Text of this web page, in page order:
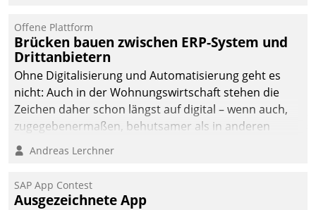
Offene Plattform
Brücken bauen zwischen ERP-System und
Drittanbietern
Ohne Digitalisierung und Automatisierung geht es
nicht: Auch in der Wohnungswirtschaft stehen die
Zeichen daher schon längst auf digital – wenn auch,
zugegebenermaßen, behutsamer als in anderen
Branchen.
Andreas Lerchner
SAP App Contest
Ausgezeichnete App